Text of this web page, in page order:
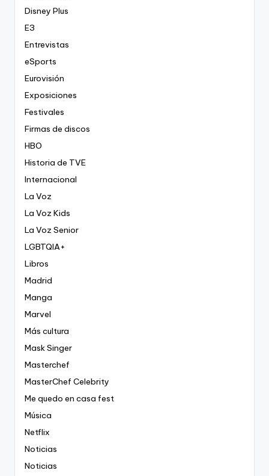
Disney Plus
E3
Entrevistas
eSports
Eurovisión
Exposiciones
Festivales
Firmas de discos
HBO
Historia de TVE
Internacional
La Voz
La Voz Kids
La Voz Senior
LGBTQIA+
Libros
Madrid
Manga
Marvel
Más cultura
Mask Singer
Masterchef
MasterChef Celebrity
Me quedo en casa fest
Música
Netflix
Noticias
Noticias